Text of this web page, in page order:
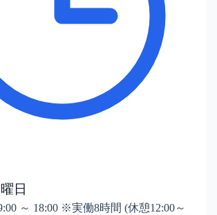
日
～ 18:00 ※実働8時間 (休憩12:00～